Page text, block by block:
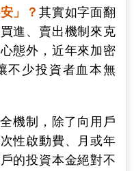
」？ 其實如字面翻
進、賣出機制來克
態外， 近年來加密
不少投資者血本無
機制，除了向用戶
性啟動費、月或年
的投資本金絕對不